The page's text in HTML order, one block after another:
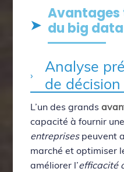
Avantages
du big data
Analyse
de décision
L’un des grands
capacité à fournir
entreprisespeuvent
marché et optimiser
améliorer l’efficacité